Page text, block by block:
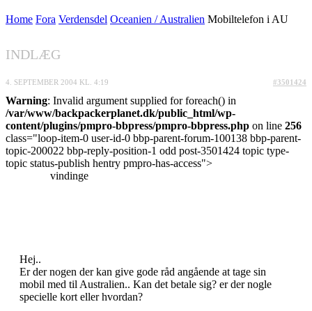
Home Fora Verdensdel Oceanien / Australien Mobiltelefon i AU
INDLÆG
4. SEPTEMBER 2004 KL. 4:19 #3501424
Warning: Invalid argument supplied for foreach() in
/var/www/backpackerplanet.dk/public_html/wp-
content/plugins/pmpro-bbpress/pmpro-bbpress.php on line 256
class="loop-item-0 user-id-0 bbp-parent-forum-100138 bbp-parent-
topic-200022 bbp-reply-position-1 odd post-3501424 topic type-
topic status-publish hentry pmpro-has-access">
vindinge
Hej..
Er der nogen der kan give gode råd angående at tage sin
mobil med til Australien.. Kan det betale sig? er der nogle
specielle kort eller hvordan?